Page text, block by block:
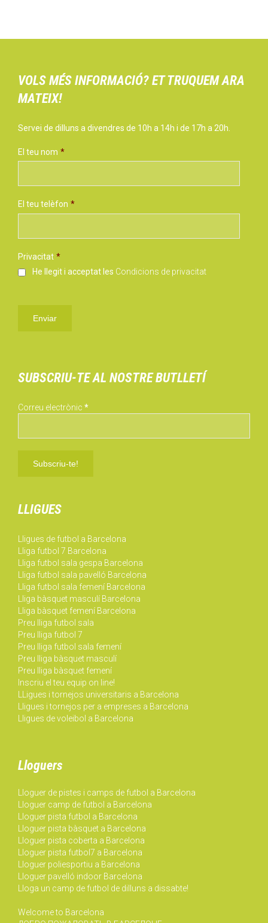
VOLS MÉS INFORMACIÓ? ET TRUQUEM ARA
MATEIX!
Servei de dilluns a divendres de 10h a 14h i de 17h a 20h.
El teu nom *
El teu telèfon *
Privacitat *
He llegit i acceptat les Condicions de privacitat
SUBSCRIU-TE AL NOSTRE BUTLLETÍ
Correu electrònic *
LLIGUES
Lligues de futbol a Barcelona
Lliga futbol 7 Barcelona
Lliga futbol sala gespa Barcelona
Lliga futbol sala pavelló Barcelona
Lliga futbol sala femení Barcelona
Lliga bàsquet masculí Barcelona
Lliga bàsquet femení Barcelona
Preu lliga futbol sala
Preu lliga futbol 7
Preu lliga futbol sala femení
Preu lliga bàsquet masculí
Preu lliga bàsquet femení
Inscriu el teu equip on line!
LLigues i tornejos universitaris a Barcelona
Lligues i tornejos per a empreses a Barcelona
Lligues de voleibol a Barcelona
Lloguers
Lloguer de pistes i camps de futbol a Barcelona
Lloguer camp de futbol a Barcelona
Lloguer pista futbol a Barcelona
Lloguer pista bàsquet a Barcelona
Lloguer pista coberta a Barcelona
Lloguer pista futbol7 a Barcelona
Lloguer poliesportiu a Barcelona
Lloguer pavelló indoor Barcelona
Lloga un camp de futbol de dilluns a dissabte!
Welcome to Barcelona